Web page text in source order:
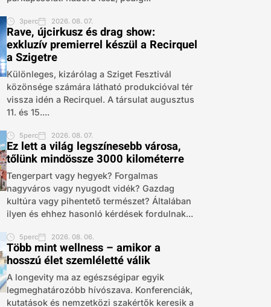
3perc 2026. 08. 07.
Rave, újcirkusz és drag show:
exkluzív premierrel készül a Recirquel
a Szigetre
Különleges, kizárólag a Sziget Fesztivál
közönsége számára látható produkcióval tér
vissza idén a Recirquel. A társulat augusztus
11. és 15....
5perc 2026. 08. 07.
Ez lett a világ legszínesebb városa,
tőlünk mindössze 3000 kilométerre
Tengerpart vagy hegyek? Forgalmas
nagyváros vagy nyugodt vidék? Gazdag
kultúra vagy pihentető természet? Általában
ilyen és ehhez hasonló kérdések fordulnak...
5perc 2026. 08. 06.
Több mint wellness – amikor a
hosszú élet szemléletté válik
A longevity ma az egészségipar egyik
legmeghatározóbb hívószava. Konferenciák,
kutatások és nemzetközi szakértők keresik a